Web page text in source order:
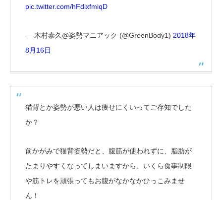
pic.twitter.com/hFdixfmiqD
— 木村泰久@姿勢マニアック (@GreenBody1) 2018年
8月16日
猫背とか姿勢が悪い人は痩せにくいってご存知でした
か？
前かがみで猫背姿勢だと、腹筋が使われずに、脂肪が
たまりやすくなってしまいますから、いくら食事制限
や筋トレを頑張ってもお腹がなかなかひっこみませ
ん！